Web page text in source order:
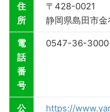
住
所
〒428-0021
静岡県島田市
電
話
番
号
0547-36-3000
公
https://